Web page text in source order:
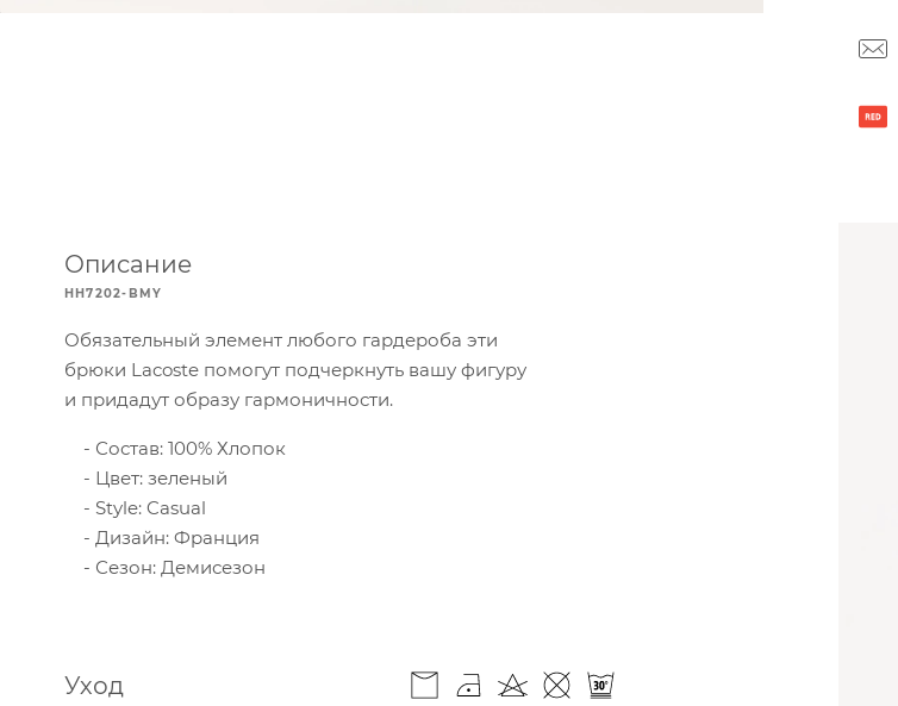
Описание
HH7202-BMY
Обязательный элемент любого гардероба эти
брюки Lacoste помогут подчеркнуть вашу фигуру
и придадут образу гармоничности.
Состав: 100% Хлопок
Цвет: зеленый
Style: Casual
Дизайн: Франция
Сезон: Демисезон
Уход